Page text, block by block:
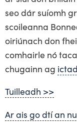
seo dár suíomh
scoileanna
oiriúnach don
comhairle nó
chugainn ag
Tuilleadh >>
Ar ais go dtí an